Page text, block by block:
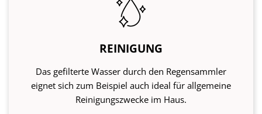
REINIGUNG
Das gefilterte Wasser durch den Regensammler
eignet sich zum Beispiel auch ideal für allgemeine
Reinigungszwecke im Haus.